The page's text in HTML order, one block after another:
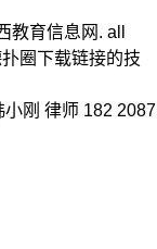
育信息网. all
圈下载链接的技
刚 律师 182 2087